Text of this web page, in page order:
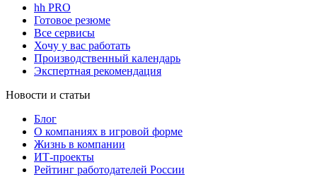
hh PRO
Готовое резюме
Все сервисы
Хочу у вас работать
Производственный календарь
Экспертная рекомендация
Новости и статьи
Блог
О компаниях в игровой форме
Жизнь в компании
ИТ-проекты
Рейтинг работодателей России